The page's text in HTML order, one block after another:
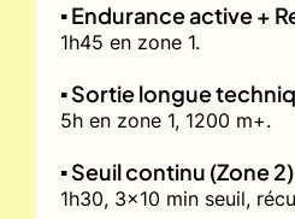
▪️ Endurance active +
1h45 en zone 1.
▪️ Sortie longue
5h en zone 1, 1200 m+.
▪️ Seuil continu (Zone 2)
1h30, 3x10 min seuil,